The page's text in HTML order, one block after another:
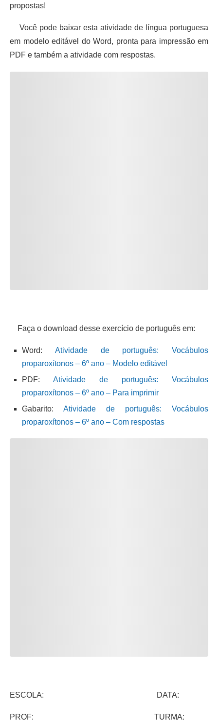
propostas!
Você pode baixar esta atividade de língua portuguesa
em modelo editável do Word, pronta para impressão em
PDF e também a atividade com respostas.
Faça o download desse exercício de português em:
Word: Atividade de português: Vocábulos
proparoxítonos – 6º ano – Modelo editável
PDF: Atividade de português: Vocábulos
proparoxítonos – 6º ano – Para imprimir
Gabarito: Atividade de português: Vocábulos
proparoxítonos – 6º ano – Com respostas
ESCOLA: DATA:
PROF: TURMA: